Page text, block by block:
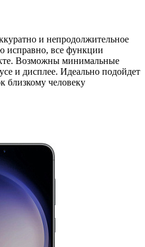
и непродолжительное
исправно, все функции
Возможны минимальные
и дисплее. Идеально подойдет
близкому человеку